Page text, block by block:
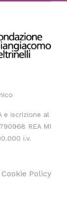
Cookie Policy
e iscrizione al
REA MI
i.v.